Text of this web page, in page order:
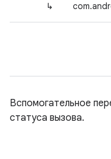
↳
Вспомогательное
статуса вызова.